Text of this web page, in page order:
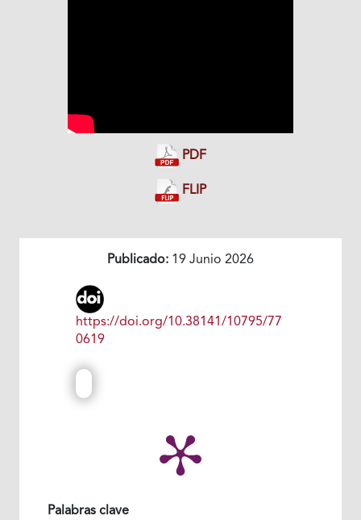
PDF
FLIP
Publicado: 19 Junio 2026
https://doi.org/10.38141/10795/77
0619
Palabras clave